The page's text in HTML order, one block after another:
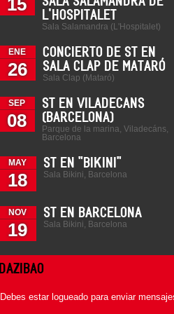
15
L'HOSPITALET
Sala Salamandra (L'Hospitalet)
ENE
26
CONCIERTO DE ST EN
SALA CLAP DE MATARÓ
Sala Clap (Mataró)
SEP
08
ST EN VILADECANS
(BARCELONA)
Parque de la marina, Viladecáns,
Barcelona
MAY
18
ST EN "BIKINI"
Sala Bikini, Barcelona
NOV
19
ST EN BARCELONA
Sala Bikini, Barcelona
DAZIBAO
Debes estar logueado para enviar